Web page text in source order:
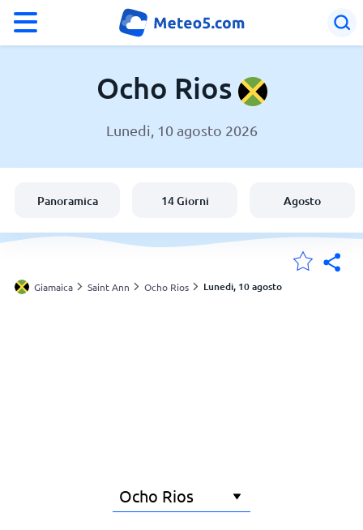
Meteo a Ocho Rios
Italia
Svizzera
Ocho Rios
Lunedi, 10 agosto 2026
Panoramica 14 Giorni Agosto
Giamaica Saint Ann Ocho Rios Lunedi, 10 agosto